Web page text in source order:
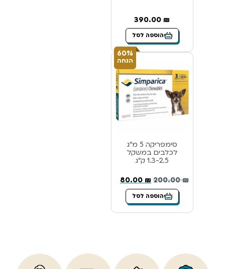
390.00 ₪
הוספה לסל
60%
הנחה
סימפריקה 5 מ”ג
לכלבים במשקל
1.3-2.5 ק”ג
200.00₪
80.00 ₪
הוספה לסל